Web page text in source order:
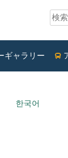
検索:
ギャラリー
한국어